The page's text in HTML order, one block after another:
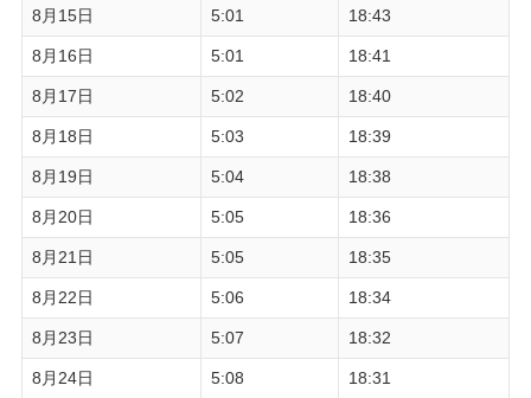
8月15日 5:01 18:43
8月16日 5:01 18:41
8月17日 5:02 18:40
8月18日 5:03 18:39
8月19日 5:04 18:38
8月20日 5:05 18:36
8月21日 5:05 18:35
8月22日 5:06 18:34
8月23日 5:07 18:32
8月24日 5:08 18:31